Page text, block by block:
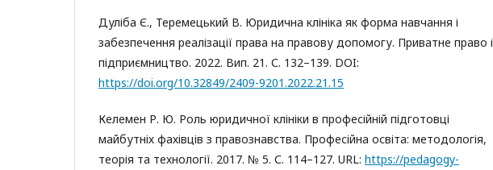
Дуліба Є., Теремецький В. Юридична клініка як форма навчання і
забезпечення реалізації права на правову допомогу. Приватне право і
підприємництво. 2022. Вип. 21. С. 132–139. DOI:
https://doi.org/10.32849/2409-9201.2022.21.15
Келемен Р. Ю. Роль юридичної клініки в професійній підготовці
майбутніх фахівців з правознавства. Професійна освіта: методологія,
теорія та технології. 2017. № 5. С. 114–127. URL: https://pedagogy-